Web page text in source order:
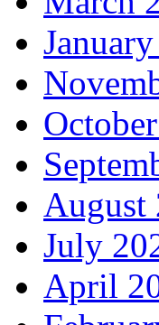
August
July
April